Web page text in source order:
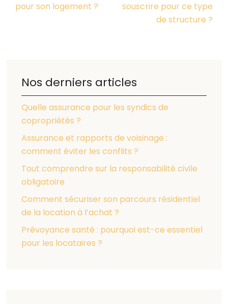
pour son logement ?
souscrire pour ce type
de structure ?
Nos derniers articles
Quelle assurance pour les syndics de
copropriétés ?
Assurance et rapports de voisinage :
comment éviter les conflits ?
Tout comprendre sur la responsabilité civile
obligatoire
Comment sécuriser son parcours résidentiel
de la location à l’achat ?
Prévoyance santé : pourquoi est-ce essentiel
pour les locataires ?